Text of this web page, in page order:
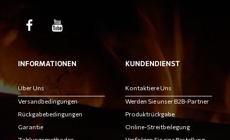
INFORMATIONEN
Über Uns
Versandbedingungen
Rückgabebedingungen
Garantie
KUNDENDIENST
Kontaktiere Uns
Werden Sie unser B2B-Partner
Produktrückgabe
Online-Streitbeilegung